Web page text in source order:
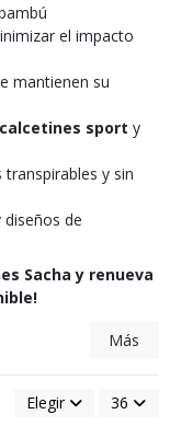
el impacto
mantienen su
calcetines sport y
y sin
diseños de
Sacha y renueva
Más
Elegir 36